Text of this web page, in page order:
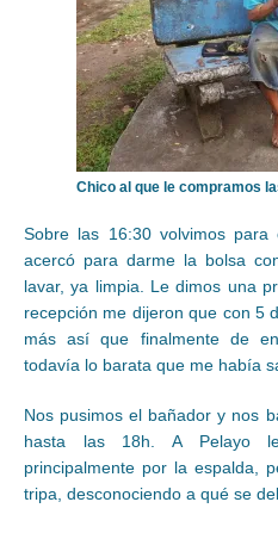
Chico al que le compramos
Sobre las 16:30 volvimos
acercó para darme la bolsa
lavar, ya limpia. Le dimos una
recepción me dijeron que con 5
más así que finalmente de
todavía lo barata que me había
Nos pusimos el bañador y nos
hasta las 18h. A Pelayo
principalmente por la espalda,
tripa, desconociendo a qué se